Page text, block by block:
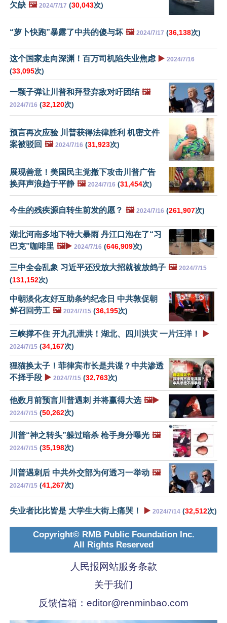
欠缺 🖼️ 2024/7/17 (30,043次)
“萝卜快跑”暴露了中共的傻与坏 🖼️ 2024/7/17 (36,138次)
这个国家走向深渊！百万司机陷失业焦虑 ▶️ 2024/7/16
(33,095次)
一颗子弹让川普和拜登弃敌对吁团结 🖼️
2024/7/16 (32,120次)
预言再次应验 川普获得法律胜利 机密文件
案被驳回 🖼️ 2024/7/16 (31,923次)
展现善意！美国民主党撤下攻击川普广告
换拜声浪趋于平静 🖼️ 2024/7/16 (31,454次)
今生的残疾源自转生前发的愿？ 🖼️ 2024/7/16 (261,907次)
湖北河南多地下特大暴雨 丹江口泡在了“习
巴克”咖啡里 🖼️▶️ 2024/7/16 (646,909次)
三中全会乱象 习近平还没放大招就被放鸽子 🖼️ 2024/7/15
(131,152次)
中朝淡化友好互助条约纪念日 中共敦促朝
鲜召回劳工 🖼️ 2024/7/15 (36,195次)
三峡撑不住 开九孔泄洪！湖北、四川洪灾 一片汪洋！ ▶️
2024/7/15 (34,167次)
狸猫换太子！菲律宾市长是共谍？中共渗透
不择手段 ▶️ 2024/7/15 (32,763次)
他数月前预言川普遇刺 并将赢得大选 🖼️▶️
2024/7/15 (50,262次)
川普“神之转头”躲过暗杀 枪手身分曝光 🖼️
2024/7/15 (35,198次)
川普遇刺后 中共外交部为何透习一举动 🖼️
2024/7/15 (41,267次)
失业者比比皆是 大学生大街上痛哭！ ▶️ 2024/7/14 (32,512次)
Copyright© RMB Public Foundation Inc.
All Rights Reserved
人民报网站服务条款
关于我们
反馈信箱： editor@renminbao.com